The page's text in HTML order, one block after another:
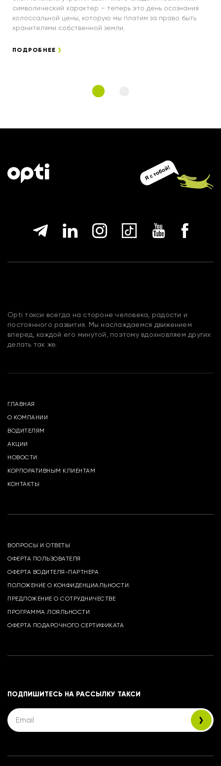
символический характер – теперь это день осознания
колоссальной цены, которую мы платим за право быть
хранителями собственной земли.
ПОДРОБНЕЕ
Opti такси всегда на стороне человека, радости и
постоянного развития. Мы наслаждаемся движением
вперед, каждой его минутой, поэтому вдохновляем других
делать так же.
ГЛАВНАЯ
О КОМПАНИИ
ВОДИТЕЛЯМ
АКЦИИ
НОВОСТИ
КОРПОРАТИВНЫМ КЛИЕНТАМ
КОНТАКТЫ
ВОПРОСЫ И ОТВЕТЫ
ОФЕРТА ПОЛЬЗОВАТЕЛЯ
ОФЕРТА ВОДИТЕЛЯ-ПАРТНЕРА
ПОЛОЖЕНИЕ О КОНФИДЕНЦИАЛЬНОСТИ.
ПРЕДЛОЖЕНИЕ О СОТРУДНИЧЕСТВЕ
ПРОГРАММА ЛОЯЛЬНОСТИ
ОФЕРТА ПОДАРОЧНОГО СЕРТИФИКАТА
ПОДПИШИТЕСЬ НА РАССЫЛКУ ТАКСИ